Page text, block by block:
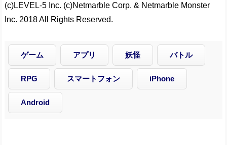
(c)LEVEL-5 Inc. (c)Netmarble Corp. & Netmarble Monster
Inc. 2018 All Rights Reserved.
ゲーム アプリ 妖怪 バトル
RPG スマートフォン iPhone
Android